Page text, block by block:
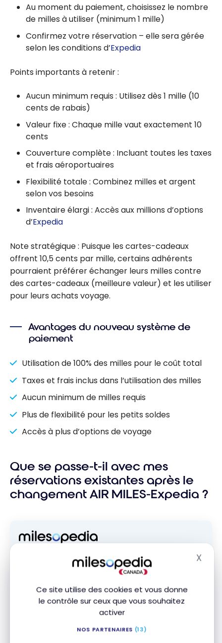
Ce site utilise des cookies et vous donne
le contrôle sur ceux que vous souhaitez
activer
NOS PARTENAIRES (13)
X
Au moment du paiement, choisissez le nombre
de milles à utiliser (minimum 1 mille)
Confirmez votre réservation – elle sera gérée
selon les conditions d’Expedia
Points importants à retenir :
Aucun minimum requis : Utilisez dès 1 mille (10
cents de rabais)
Valeur fixe : Chaque mille vaut exactement 10
cents
Couverture complète : Incluant toutes les taxes
et frais aéroportuaires
Flexibilité totale : Combinez milles et argent
selon vos besoins
Inventaire élargi : Accès aux millions d’options
d’Expedia
Note stratégique : Puisque les cartes-cadeaux
offrent 10,5 cents par mille, certains adhérents
pourraient préférer échanger leurs milles contre
des cartes-cadeaux (meilleure valeur) et les utiliser
pour leurs achats voyage.
Avantages du nouveau système de
paiement
Utilisation de 100% des milles pour le coût total
Taxes et frais inclus dans l’utilisation des milles
Aucun minimum de milles requis
Plus de flexibilité pour les petits soldes
Accès à plus d’options de voyage
Que se passe-t-il avec mes
réservations existantes après le
changement AIR MILES-Expedia ?
Milesopedia pour recevoir les meilleures
stratégies de points, miles et cartes de
boîte courriel.
Adresse courriel